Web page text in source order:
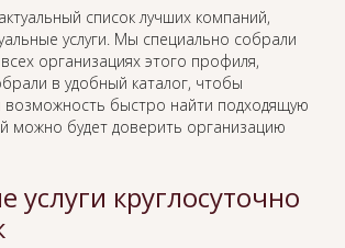
список лучших компаний,
услуги. Мы специально собрали
организациях этого профиля,
в удобный каталог, чтобы
возможность быстро найти подходящую
можно будет доверить организацию
услуги круглосуточно